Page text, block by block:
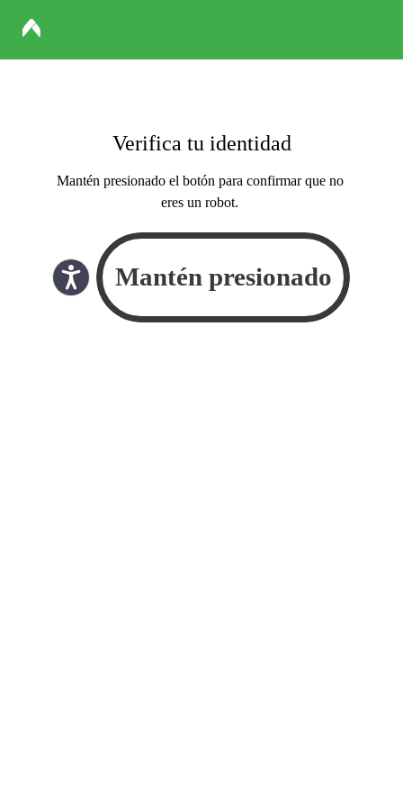
Verifica tu identidad
Mantén presionado el botón para confirmar que no
eres un robot.